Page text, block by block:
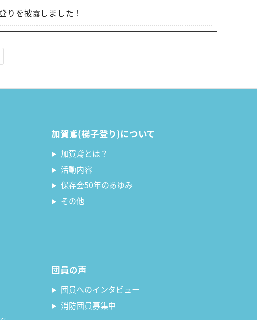
りを披露しました！
加賀鳶(梯子登り)について
加賀鳶とは？
活動内容
保存会50年のあゆみ
その他
団員の声
団員へのインタビュー
消防団員募集中